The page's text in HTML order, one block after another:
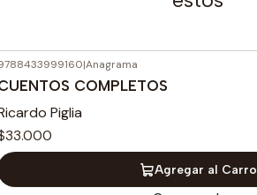
|Anagrama
COMPLETOS
Piglia
Agregar al Carro